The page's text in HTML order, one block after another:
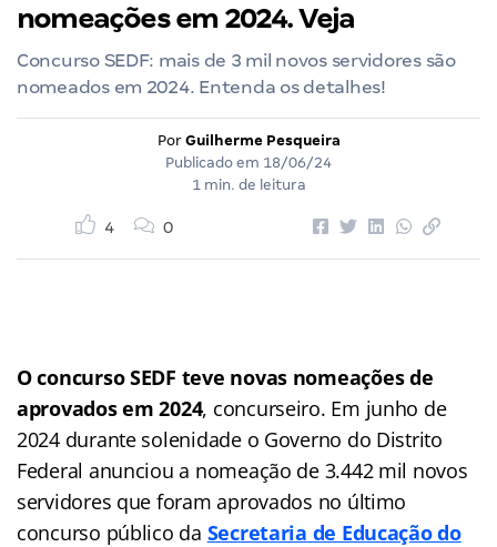
nomeações em 2024. Veja
Concurso SEDF: mais de 3 mil novos servidores são
nomeados em 2024. Entenda os detalhes!
Por Guilherme Pesqueira
Publicado em 18/06/24
1 min. de leitura
4 0
O concurso SEDF teve novas nomeações de
aprovados em 2024, concurseiro. Em junho de
2024 durante solenidade o Governo do Distrito
Federal anunciou a nomeação de 3.442 mil novos
servidores que foram aprovados no último
concurso público da Secretaria de Educação do